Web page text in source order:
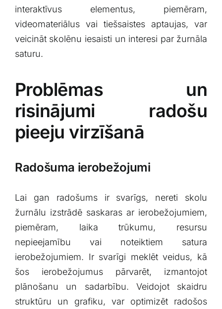
interaktīvus ⁤elementus, piemēram,
videomateriālus vai tiešsaistes aptaujas, var
veicināt skolēnu iesaisti un interesi par žurnāla
saturu.
Problēmas ⁤un
risinājumi radošu
pieeju virzīšanā
Radošuma ierobežojumi
Lai gan radošums⁢ ir svarīgs, ‍nereti skolu
žurnālu​ izstrādē saskaras ar ierobežojumiem,
piemēram, laika trūkumu, ‌resursu
nepieejamību⁤ vai noteiktiem satura
ierobežojumiem. Ir svarīgi meklēt veidus, kā
šos ierobežojumus pārvarēt, izmantojot
plānošanu un sadarbību. Veidojot skaidru
struktūru un grafiku, var ​optimizēt radošos